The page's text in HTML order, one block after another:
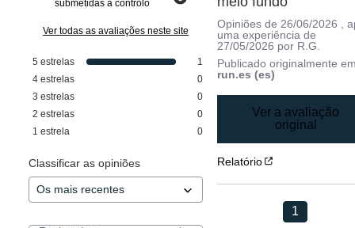
submetidas a controlo
Ver todas as avaliações neste site
5 estrelas
1
4 estrelas
0
3 estrelas
0
2 estrelas
0
1 estrela 0
Classificar as opiniões
Opiniões de 26/06/2026
,
uma experiência de
27/05/2026 por R.G.
Publicado originalmente
run.es (es)
Ver a avaliação
original
Relatório
1